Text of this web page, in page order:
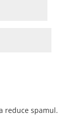
reduce spamul.